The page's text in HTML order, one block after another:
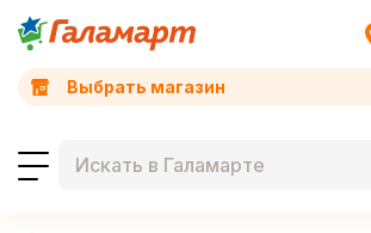
Выбрать магазин